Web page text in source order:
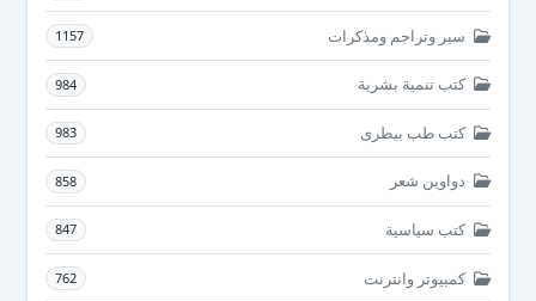
سير وتراجم ومذكرات 1157
كتب تنمية بشرية 984
كتب طب بيطرى 983
دواوين شعر 858
كتب سياسية 847
كمبيوتر وانترنت 762